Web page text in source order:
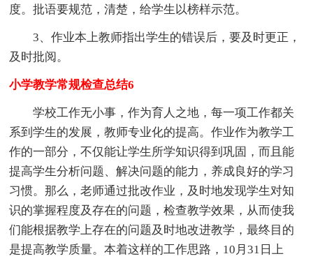
度。批语要规范，清楚，给学生以榜样示范。
3、作业本上教师指出学生的错误后，要及时更正，
及时批阅。
小学教学常规检查总结6
学校工作无小事，作为育人之地，每一项工作都关
系到学生的发展，教师专业化的提高。作业作为教学工
作的一部分，不仅能让学生所学知识得到巩固，而且能
提高学生分析问题、解决问题的能力，养成良好的学习
习惯。那么，老师通过批改作业，及时地发现学生对知
识的掌握程度及存在的问题，检查教学效果，从而使我
们能根据教学上存在的问题及时地改进教学，最终目的
是提高教学质量。本着这样的工作思路，10月31日上